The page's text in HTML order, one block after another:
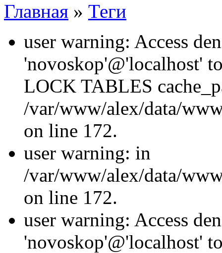
Главная » Теги
user warning: Access
'novoskop'@'localhost'
LOCK TABLES
/var/www/alex/data/
on line 172.
user warning: in
/var/www/alex/data/
on line 172.
user warning: Access
'novoskop'@'localhost'